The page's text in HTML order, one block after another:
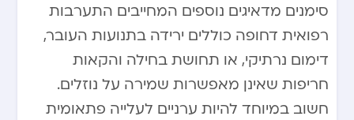
סימנים מדאיגים נוספים המחייבים התערבות
רפואית דחופה כוללים ירידה בתנועות העובר,
דימום נרתיקי, או תחושת בחילה והקאות
חריפות שאינן מאפשרות שמירה על נוזלים.
חשוב במיוחד להיות ערניים לעלייה פתאומית